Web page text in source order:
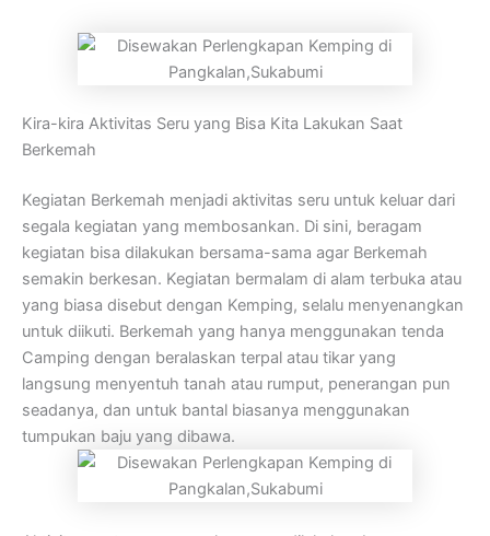
Kira-kira Aktivitas Seru yang Bisa Kita Lakukan Saat
Berkemah
Kegiatan Berkemah menjadi aktivitas seru untuk keluar dari
segala kegiatan yang membosankan. Di sini, beragam
kegiatan bisa dilakukan bersama-sama agar Berkemah
semakin berkesan. Kegiatan bermalam di alam terbuka atau
yang biasa disebut dengan Kemping, selalu menyenangkan
untuk diikuti. Berkemah yang hanya menggunakan tenda
Camping dengan beralaskan terpal atau tikar yang
langsung menyentuh tanah atau rumput, penerangan pun
seadanya, dan untuk bantal biasanya menggunakan
tumpukan baju yang dibawa.